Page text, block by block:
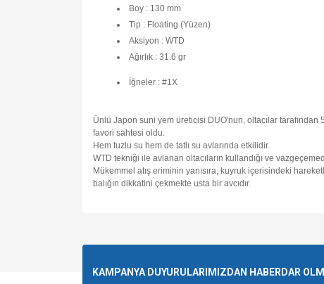
Boy : 130 mm
Tip : Floating (Yüzen)
Aksiyon : WTD
Ağırlık : 31.6 gr
İğneler : #1X
Ünlü Japon suni yem üreticisi DUO'nun, oltacılar
favori sahtesi oldu.
Hem tuzlu su hem de tatlı su avlarında etkilidir.
WTD tekniği ile avlanan oltacıların kullandığı ve
Mükemmel atış eriminin yanısıra, kuyruk içerisindeki
balığın dikkatini çekmekte usta bir avcıdır.
Ürün resmi kalitesiz, bozuk veya görüntülenemiyor.
KAMPANYA DUYURULARIMIZDAN HABERDAR